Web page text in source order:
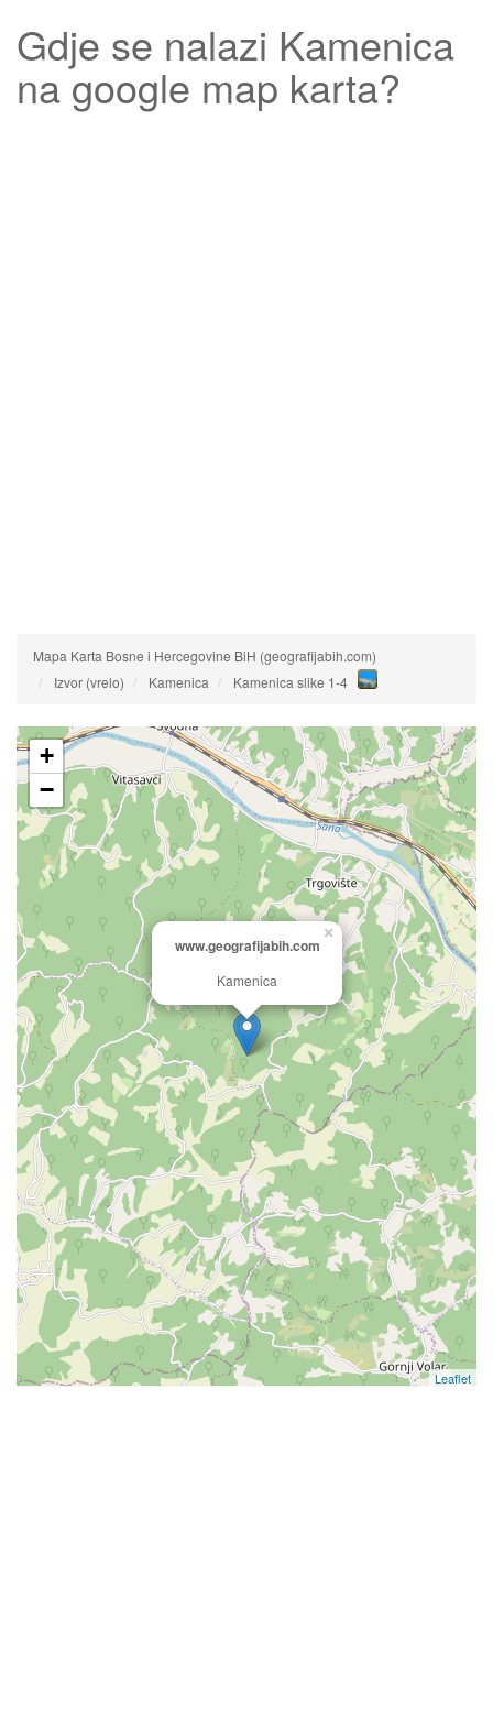
Gdje se nalazi Kamenica
na google map karta?
Mapa Karta Bosne i Hercegovine BiH (geografijabih.com)
Izvor (vrelo)
Kamenica Kamenica slike 1-4
www.geografijabih.com
Kamenica
×
+
−
Leaflet